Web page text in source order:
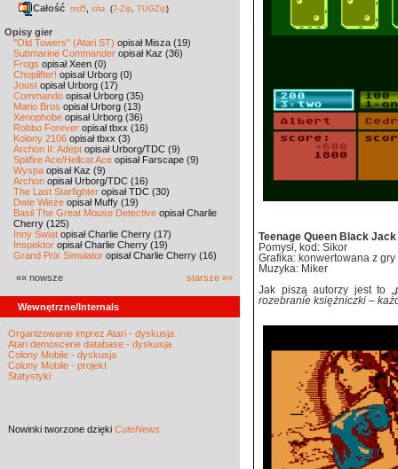
Całość md5 sha (7-Zip TUGZip)
Opisy gier
"Old Towers" (Atari ST) opisał Misza (19)
Submarine Commander opisał Kaz (36)
Frogs opisał Xeen (0)
Choplifter! opisał Urborg (0)
Joust opisał Urborg (17)
Commando opisał Urborg (35)
Mario Bros opisał Urborg (13)
Xenophobe opisał Urborg (36)
Robbo Forever opisał tbxx (16)
Kolony 2106 opisał tbxx (3)
Archon II: Adept opisał Urborg/TDC (9)
Spitfire Ace/Hellcat Ace opisał Farscape (9)
Wyspa opisał Kaz (9)
Archon opisał Urborg/TDC (16)
The Last Starfighter opisał TDC (30)
Dwie Wieże opisał Muffy (19)
Basil The Great Mouse Detective opisał Charlie
Cherry (125)
Inny Świat opisał Charlie Cherry (17)
Inspektor opisał Charlie Cherry (19)
Grand Prix Simulator opisał Charlie Cherry (16)
«« nowsze starsze »»
Wewnętrzne/Internals
Organizowanie imprez Atari - dyskusja
Atari demoscene database - dyskusja
Colony Mobile - dyskusja
Colony Mobile - projekt
Statystyki
Nowinki tworzone dzięki CuteNews
Teenage Queen Black Jack
Pomysł, kod: Sikor
Grafika: konwertowana z
Muzyka: Miker
Jak piszą autorzy jest to
rozebranie księżniczki –